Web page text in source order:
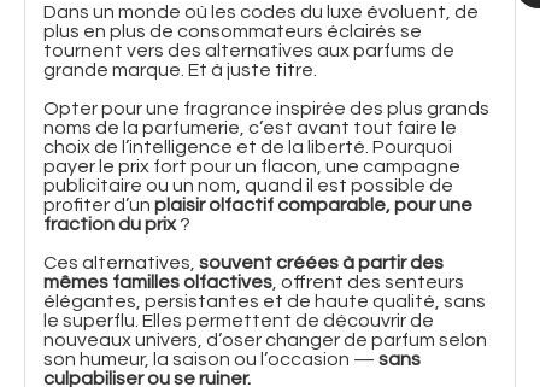
Dans un monde où les codes du luxe évoluent, de
plus en plus de consommateurs éclairés se
tournent vers des alternatives aux parfums de
grande marque. Et à juste titre.
Opter pour une fragrance inspirée des plus grands
noms de la parfumerie, c’est avant tout faire le
choix de l’intelligence et de la liberté. Pourquoi
payer le prix fort pour un flacon, une campagne
publicitaire ou un nom, quand il est possible de
profiter d’un plaisir olfactif comparable, pour une
fraction du prix?
Ces alternatives, souvent créées à partir des
mêmes familles olfactives , offrent des senteurs
élégantes, persistantes et de haute qualité, sans
le superflu. Elles permettent de découvrir de
nouveaux univers, d’oser changer de parfum selon
son humeur, la saison ou l’occasion — sans
culpabiliser ou se ruiner.